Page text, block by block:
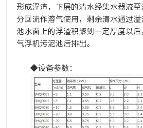
形成浮渣，下层的清水经集水器流
分回流作溶气使用，剩余清水通过
池水面上的浮渣积聚到一定厚度以后
气浮机污泥池后排出。
◆设备参数：